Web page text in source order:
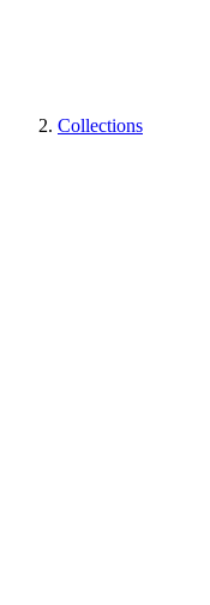
Collections